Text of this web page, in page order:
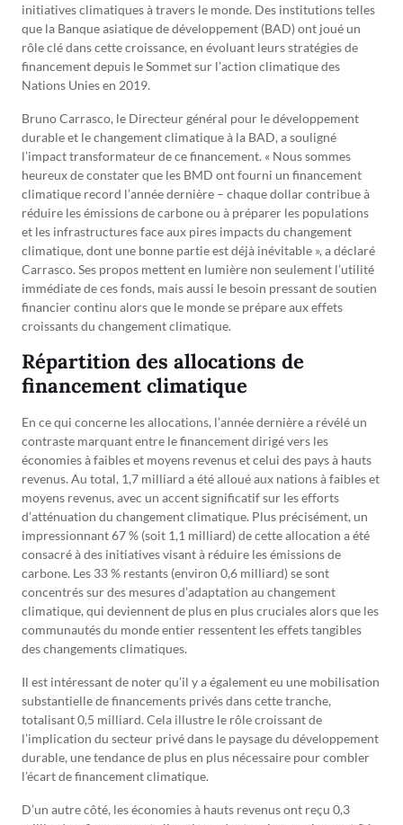
initiatives climatiques à travers le monde. Des institutions telles
que la Banque asiatique de développement (BAD) ont joué un
rôle clé dans cette croissance, en évoluant leurs stratégies de
financement depuis le Sommet sur l’action climatique des
Nations Unies en 2019.
Bruno Carrasco, le Directeur général pour le développement
durable et le changement climatique à la BAD, a souligné
l’impact transformateur de ce financement. « Nous sommes
heureux de constater que les BMD ont fourni un financement
climatique record l’année dernière – chaque dollar contribue à
réduire les émissions de carbone ou à préparer les populations
et les infrastructures face aux pires impacts du changement
climatique, dont une bonne partie est déjà inévitable », a déclaré
Carrasco. Ses propos mettent en lumière non seulement l’utilité
immédiate de ces fonds, mais aussi le besoin pressant de soutien
financier continu alors que le monde se prépare aux effets
croissants du changement climatique.
Répartition des allocations de
financement climatique
En ce qui concerne les allocations, l’année dernière a révélé un
contraste marquant entre le financement dirigé vers les
économies à faibles et moyens revenus et celui des pays à hauts
revenus. Au total, 1,7 milliard a été alloué aux nations à faibles et
moyens revenus, avec un accent significatif sur les efforts
d’atténuation du changement climatique. Plus précisément, un
impressionnant 67 % (soit 1,1 milliard) de cette allocation a été
consacré à des initiatives visant à réduire les émissions de
carbone. Les 33 % restants (environ 0,6 milliard) se sont
concentrés sur des mesures d’adaptation au changement
climatique, qui deviennent de plus en plus cruciales alors que les
communautés du monde entier ressentent les effets tangibles
des changements climatiques.
Il est intéressant de noter qu’il y a également eu une mobilisation
substantielle de financements privés dans cette tranche,
totalisant 0,5 milliard. Cela illustre le rôle croissant de
l’implication du secteur privé dans le paysage du développement
durable, une tendance de plus en plus nécessaire pour combler
l’écart de financement climatique.
D’un autre côté, les économies à hauts revenus ont reçu 0,3